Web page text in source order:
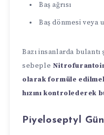
Baş ağrısı
Baş dönmesi veya
Bazı insanlarda
sebeple
olarak formüle
hızını kontrolederek
Piyeloseptyl